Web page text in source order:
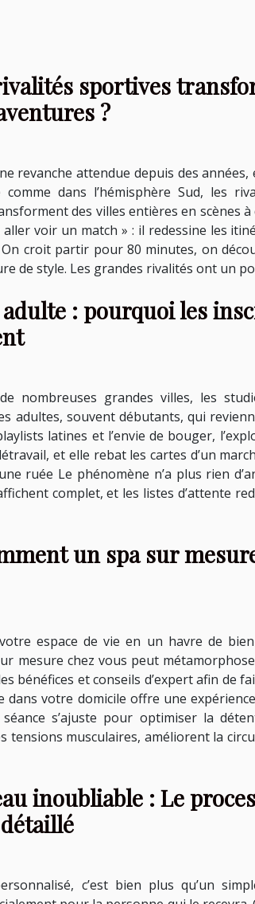
sportives
?
revanche attendue depuis des
dans l’hémisphère Sud, les
des villes entières en scènes
voir un match » : il redessine les
croit partir pour 80 minutes, on
de style. Les grandes rivalités ont un
: pourquoi les
nombreuses grandes villes, les
adultes, souvent débutants, qui
latines et l’envie de bouger,
et elle rebat les cartes d’un
ruée Le phénomène n’a plus rien
complet, et les listes d’attente
un spa sur
espace de vie en un havre de
mesure chez vous peut
et conseils d’expert afin de
votre domicile offre une
s’ajuste pour optimiser la
tensions musculaires, améliorent la
inoubliable : Le
c’est bien plus qu’un